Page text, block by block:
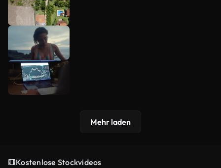
Mehr laden
Kostenlose Stockvideos